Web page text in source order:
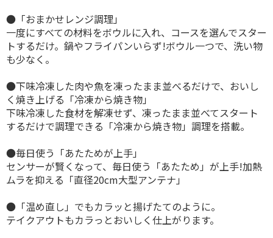
●「おまかせレンジ調理」
一度にすべての材料をボウルに入れ、コースを選んでスター
トするだけ。鍋やフライパンいらず!ボウル一つで、洗い物
も少なく。
●下味冷凍した肉や魚を凍ったまま並べるだけで、おいし
く焼き上げる「冷凍から焼き物」
下味冷凍した食材を解凍せず、凍ったまま並べてスタート
するだけで調理できる「冷凍から焼き物」調理を搭載。
●毎日使う「あたためが上手」
センサーが賢くなって、毎日使う「あたため」が上手!加熱
ムラを抑える「直径20cm大型アンテナ」
●「温め直し」でもカラッと揚げたてのように。
テイクアウトもカラっとおいしく仕上がります。